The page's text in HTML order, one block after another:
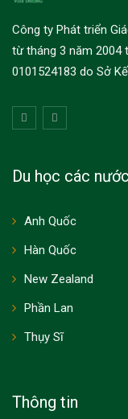
Công ty Phát triển
từ tháng 3 năm 2004
0101524183 do Sở
Du học các nước
Anh Quốc
Hàn Quốc
New Zealand
Phần Lan
Thụy Sĩ
Thông tin